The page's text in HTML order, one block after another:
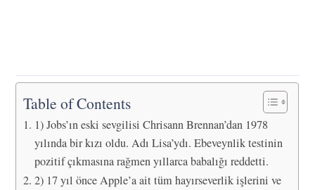
Table of Contents
1) Jobs’ın eski sevgilisi Chrisann Brennan’dan 1978
yılında bir kızı oldu. Adı Lisa’ydı. Ebeveynlik testinin
pozitif çıkmasına rağmen yıllarca babalığı reddetti.
2) 17 yıl önce Apple’a ait tüm hayırseverlik işlerini ve